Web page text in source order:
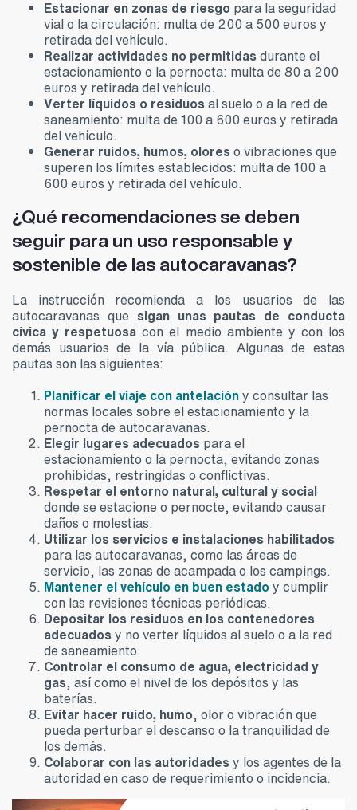
Estacionar en zonas de riesgo para la seguridad
vial o la circulación: multa de 200 a 500 euros y
retirada del vehículo.
Realizar actividades no permitidas durante el
estacionamiento o la pernocta: multa de 80 a 200
euros y retirada del vehículo.
Verter líquidos o residuos al suelo o a la red de
saneamiento: multa de 100 a 600 euros y retirada
del vehículo.
Generar ruidos, humos, olores o vibraciones que
superen los límites establecidos: multa de 100 a
600 euros y retirada del vehículo.
¿Qué recomendaciones se deben
seguir para un uso responsable y
sostenible de las autocaravanas?
La instrucción recomienda a los usuarios de las
autocaravanas que sigan unas pautas de conducta
cívica y respetuosa con el medio ambiente y con los
demás usuarios de la vía pública. Algunas de estas
pautas son las siguientes:
Planificar el viaje con antelacióny consultar las
normas locales sobre el estacionamiento y la
pernocta de autocaravanas.
Elegir lugares adecuados para el
estacionamiento o la pernocta, evitando zonas
prohibidas, restringidas o conflictivas.
Respetar el entorno natural, cultural y social
donde se estacione o pernocte, evitando causar
daños o molestias.
Utilizar los servicios e instalaciones habilitados
para las autocaravanas, como las áreas de
servicio, las zonas de acampada o los campings.
Mantener el vehículo en buen estadoy cumplir
con las revisiones técnicas periódicas.
Depositar los residuos en los contenedores
adecuados y no verter líquidos al suelo o a la red
de saneamiento.
Controlar el consumo de agua, electricidad y
gas, así como el nivel de los depósitos y las
baterías.
Evitar hacer ruido, humo, olor o vibración que
pueda perturbar el descanso o la tranquilidad de
los demás.
Colaborar con las autoridades y los agentes de la
autoridad en caso de requerimiento o incidencia.